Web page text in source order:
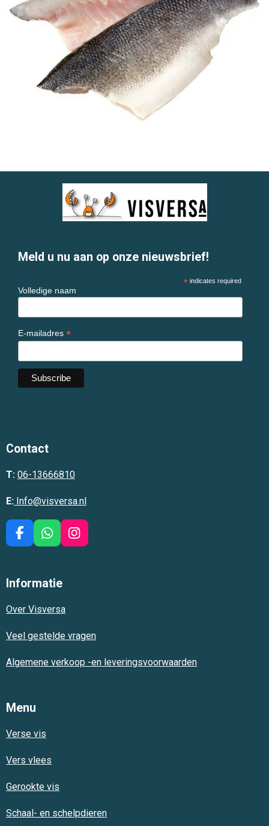
Meld u nu aan op onze nieuwsbrief!
* indicates required
Volledige naam
E-mailadres *
Contact
T: 06-13666810
E: Info@visversa.nl
F
a
b
o
W
h
s
p
I
n
m
Informatie
Over Visversa
Veel gestelde vragen
Algemene verkoop -en leveringsvoorwaarden
Menu
Verse vis
Vers vlees
Gerookte vis
Schaal- en schelpdieren